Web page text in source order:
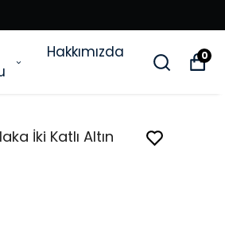
Hakkımızda 0
İki Katlı Altın